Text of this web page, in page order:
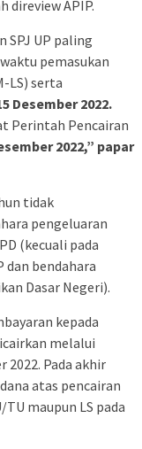
direview APIP.
SPJ UP paling
pemasukan
LS) serta
Desember 2022.
Perintah Pencairan
2022,” papar
tidak
pengeluaran
(kecuali pada
dan bendahara
Dasar Negeri).
kepada
melalui
2022. Pada akhir
atas pencairan
maupun LS pada